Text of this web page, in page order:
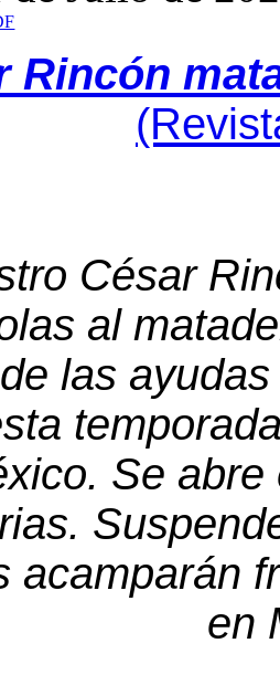
Rincón
César
al
las
Se
acamparán
en